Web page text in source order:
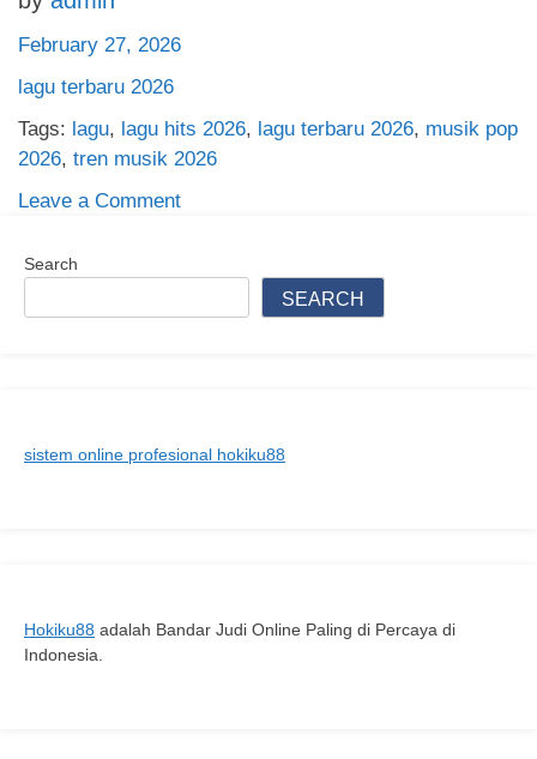
February 27, 2026
lagu terbaru 2026
Tags: lagu, lagu hits 2026, lagu terbaru 2026, musik pop
2026, tren musik 2026
Leave a Commenton
Search
SEARCH
sistem online profesional hokiku88
Hokiku88 adalah Bandar Judi Online Paling di Percaya di
Indonesia.